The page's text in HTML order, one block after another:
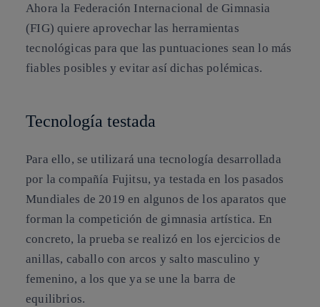
Ahora la Federación Internacional de Gimnasia
(FIG) quiere aprovechar las herramientas
tecnológicas para que las puntuaciones sean lo más
fiables posibles y evitar así dichas polémicas.
Tecnología testada
Para ello, se utilizará una tecnología desarrollada
por la compañía Fujitsu, ya testada en los pasados
Mundiales de 2019 en algunos de los aparatos que
forman la competición de gimnasia artística. En
concreto, la prueba se realizó en los ejercicios de
anillas, caballo con arcos y salto masculino y
femenino, a los que ya se une la barra de
equilibrios.